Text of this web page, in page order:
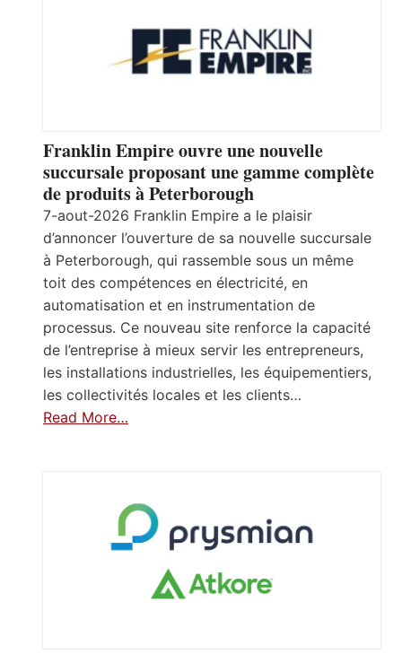
Franklin Empire ouvre une nouvelle
succursale proposant une gamme complète
de produits à Peterborough
7-aout-2026 Franklin Empire a le plaisir
d’annoncer l’ouverture de sa nouvelle succursale
à Peterborough, qui rassemble sous un même
toit des compétences en électricité, en
automatisation et en instrumentation de
processus. Ce nouveau site renforce la capacité
de l’entreprise à mieux servir les entrepreneurs,
les installations industrielles, les équipementiers,
les collectivités locales et les clients…
Read More…